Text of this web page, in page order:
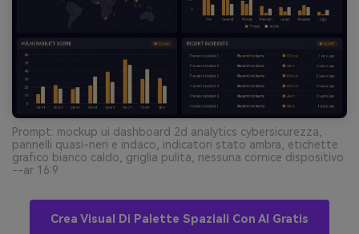
Prompt: mockup ui dashboard 2d analytics cybersicurezza,
pannelli quasi-neri e indaco, indicatori stato ambra, etichette
grafico bianco caldo, griglia pulita, nessuna cornice dispositivo
--ar 16:9
Crea Visual Di Palette Spaziali Con AI Gratis